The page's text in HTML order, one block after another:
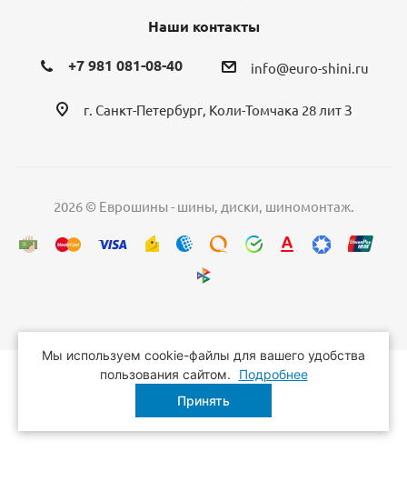
Наши контакты
+7 981 081-08-40 info@euro-shini.ru
г. Санкт-Петербург, Коли-Томчака 28 лит З
2026 © Еврошины - шины, диски, шиномонтаж.
Мы используем cookie-файлы для вашего удобства
пользования сайтом.
Подробнее
Принять